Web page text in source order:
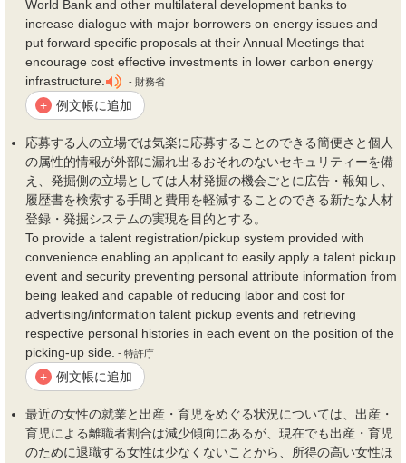
World Bank and other multilateral development banks to
increase dialogue with major borrowers on energy issues and
put forward specific proposals at their Annual Meetings that
encourage cost effective investments in lower carbon energy
infrastructure.
- 財務省
+ 例文帳に追加
応募する人の立場では気楽に応募することのできる簡便さと個人
の属性的情報が外部に漏れ出るおそれのないセキュリティーを備
え、発掘側の立場としては人材発掘の機会ごとに広告・報知し、
履歴書を検索する手間と 費用を軽減することのできる新たな人材
登録・発掘システムの実現を目的とする。
To provide a talent registration/pickup system provided with
convenience enabling an applicant to easily apply a talent pickup
event and security preventing personal attribute information from
being leaked and capable of reducing labor and cost for
advertising/information talent pickup events and retrieving
respective personal histories in each event on the position of the
picking-up side. - 特許庁
+ 例文帳に追加
最近の女性の就業と出産・育児をめぐる状況については、出産・
育児による離職者割合は減少傾向にあるが、現在でも出産・育児
のために退職する女性は少なくないことから、所得の高い女性ほ